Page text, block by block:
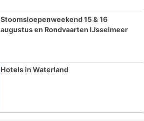
Stoomsloepenweekend 15 & 16
augustus en Rondvaarten IJsselmeer
Hotels in Waterland